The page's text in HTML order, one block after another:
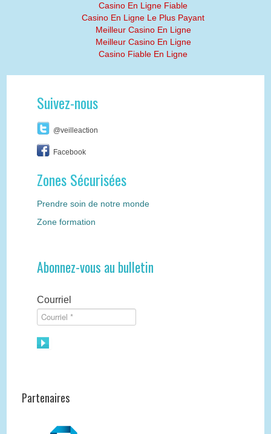
Casino En Ligne Fiable
Casino En Ligne Le Plus Payant
Meilleur Casino En Ligne
Meilleur Casino En Ligne
Casino Fiable En Ligne
Suivez-nous
@veilleaction
Facebook
Zones Sécurisées
Prendre soin de notre monde
Zone formation
Abonnez-vous au bulletin
Courriel
Partenaires